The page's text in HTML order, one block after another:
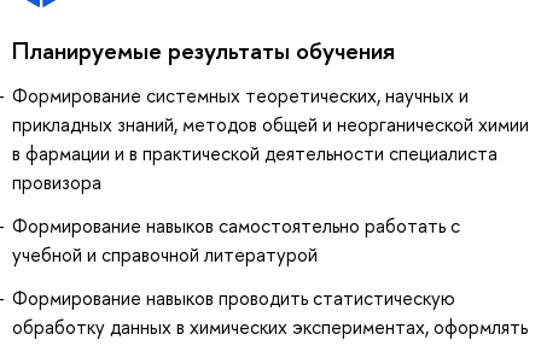
Планируемые результаты обучения
Формирование системных теоретических, научных и
прикладных знаний, методов общей и неорганической химии
в фармации и в практической деятельности специалиста
провизора
Формирование навыков самостоятельно работать с
учебной и справочной литературой
Формирование навыков проводить статистическую
обработку данных в химических экспериментах, оформлять